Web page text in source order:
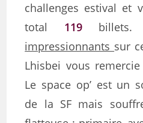
challenges estival et
total 119
impressionnants sur
Lhisbei vous
Le space op’ est un
de la SF mais